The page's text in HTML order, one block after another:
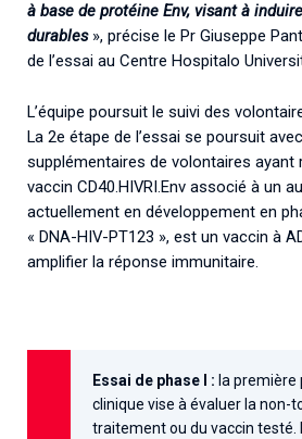
à base de protéine Env, visant à
durables», précise le Pr Giuseppe
de l’essai au Centre Hospitalo
L’équipe poursuit le suivi des
La 2e étape de l’essai se poursuit
supplémentaires de volontaires ayant
vaccin CD40.HIVRI.Env associé à un
actuellement en développement en
« DNA-HIV-PT123 », est un vaccin à
amplifier la réponse immunitaire.
Essai de phase I : la première
clinique vise à évaluer la non-
traitement ou du vaccin testé.